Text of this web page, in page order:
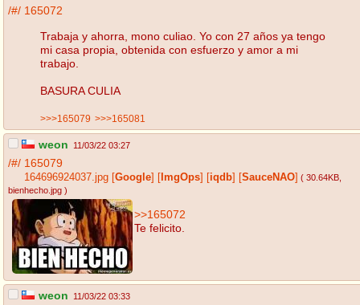
/#/ 165072
Trabaja y ahorra, mono culiao. Yo con 27 años ya tengo
mi casa propia, obtenida con esfuerzo y amor a mi
trabajo.
BASURA CULIA
>>>165079 >>>165081
weon 11/03/22 03:27
/#/ 165079
164696924037.jpg Google ImgOps iqdb SauceNAO ( 30.64KB
bienhecho.jpg )
>>165072
Te felicito.
weon 11/03/22 03:33